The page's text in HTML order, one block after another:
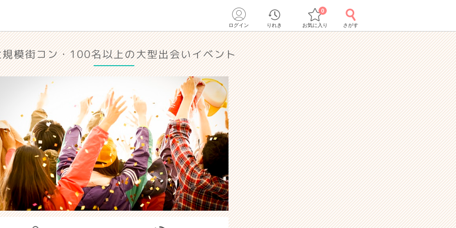
ログイン りれき お気に入り
0
さがす
規模街コン・100名以上の大型出会いイベント